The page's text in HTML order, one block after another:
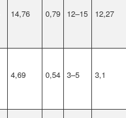
14,76 0,79 12–15 12,27
4,69 0,54 3–5 3,1